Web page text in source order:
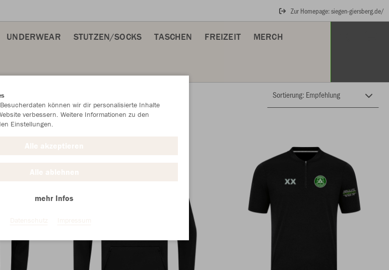
Zur Homepage: siegen-giersberg.de/
UNDERWEAR STUTZEN/SOCKS TASCHEN FREIZEIT MERCH
können wir dir personalisierte Inhalte
verbessern. Weitere Informationen zu den
Einstellungen.
mehr Infos